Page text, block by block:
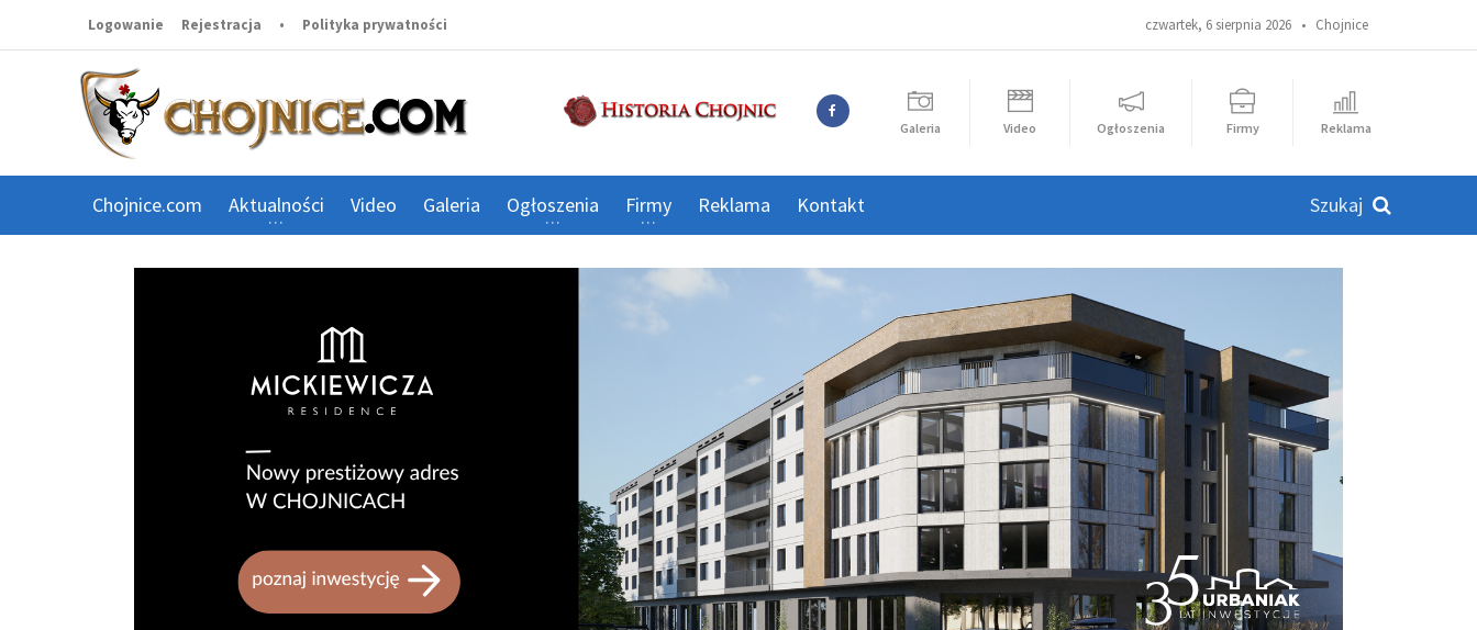
czwartek, 6 sierpnia 2026 • Chojnice
Logowanie Rejestracja • Polityka prywatności
Galeria Video Ogłoszenia Firmy Reklama
Chojnice.com Aktualności Video Galeria Ogłoszenia Firmy Reklama Kontakt